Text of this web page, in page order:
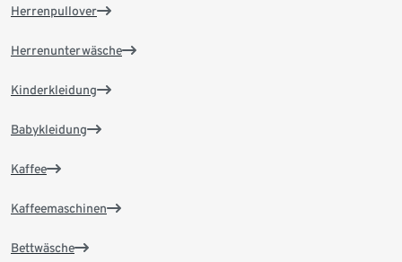
Herrenpullover
Herrenunterwäsche
Kinderkleidung
Babykleidung
Kaffee
Kaffeemaschinen
Bettwäsche